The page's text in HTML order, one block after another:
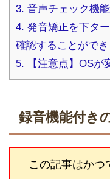
3. 音声チェック機
4. 発音矯正を下タ
確認することができ
5. 【注意点】OSが
録音機能付き
この記事はかつ